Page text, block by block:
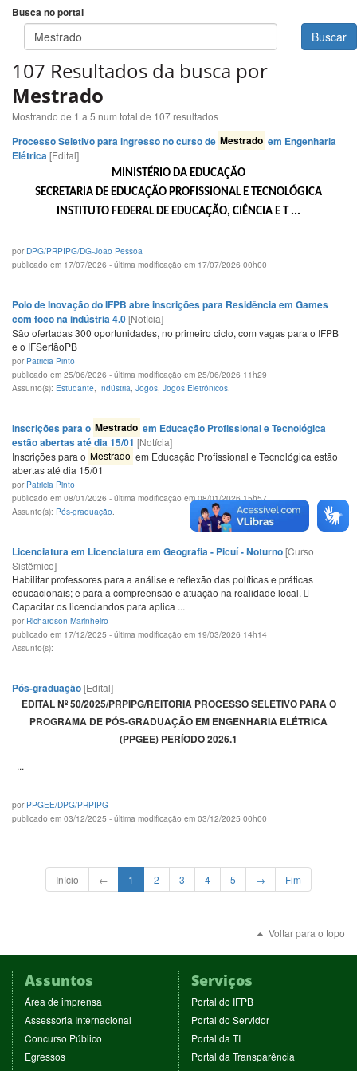
Busca no portal
Buscar
107 Resultados da busca por
Mestrado
Mostrando de 1 a 5 num total de 107 resultados
Processo Seletivo para ingresso no curso de Mestrado em Engenharia
Elétrica[Edital]
MINISTÉRIO DA EDUCAÇÃO
SECRETARIA DE EDUCAÇÃO PROFISSIONAL E TECNOLÓGICA
INSTITUTO FEDERAL DE EDUCAÇÃO, CIÊNCIA E T ...
por DPG/PRPIPG/DG-João Pessoa
publicado em 17/07/2026 - última modificação em 17/07/2026 00h00
Polo de Inovação do IFPB abre inscrições para Residência em Games
com foco na indústria 4.0[Notícia]
São ofertadas 300 oportunidades, no primeiro ciclo, com vagas para o IFPB
e o IFSertãoPB
por Patricia Pinto
publicado em 25/06/2026 - última modificação em 25/06/2026 11h29
Assunto(s): Estudante Indústria Jogos Jogos Eletrônicos
Inscrições para o Mestrado em Educação Profissional e Tecnológica
estão abertas até dia 15/01 [Notícia]
Inscrições para o Mestrado em Educação Profissional e Tecnológica estão
abertas até dia 15/01
por Patricia Pinto
publicado em 08/01/2026 - última modificação em 08/01/2026 15h57
Assunto(s): Pós-graduação
Licenciatura em Licenciatura em Geografia - Picuí - Noturno[Curso
Sistêmico]
Habilitar professores para a análise e reflexão das políticas e práticas
educacionais; e para a compreensão e atuação na realidade local. 
Capacitar os licenciandos para aplica ...
por Richardson Marinheiro
publicado em 17/12/2025 - última modificação em 19/03/2026 14h14
Assunto(s): -
Pós-graduação[Edital]
EDITAL Nº 50/2025/PRPIPG/REITORIA PROCESSO SELETIVO PARA O
PROGRAMA DE PÓS-GRADUAÇÃO EM ENGENHARIA ELÉTRICA
(PPGEE) PERÍODO 2026.1
...
por PPGEE/DPG/PRPIPG
publicado em 03/12/2025 - última modificação em 03/12/2025 00h00
Início ← 1 2 3 4 5 → Fim
Voltar para o topo
Assuntos
Área de imprensa
em
nova
Assessoria Internacional
Concurso Público
Egressos(abre
Serviços
Portal do IFPB(abre
em
nova
Portal do Servidor(abre
janela)
Portal da TI(abre
nova
Portal da Transparência